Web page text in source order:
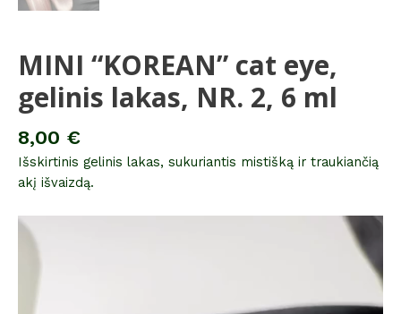
MINI “KOREAN” cat eye,
gelinis lakas, NR. 2, 6 ml
8,00 €
Išskirtinis gelinis lakas, sukuriantis mistišką ir traukiančią
akį išvaizdą.
Video
grotuvas